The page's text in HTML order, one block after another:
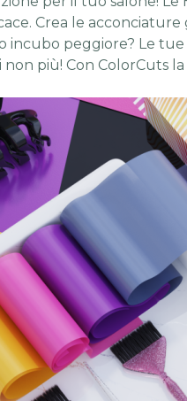
Crea le
incubo peggiore? Le
non più! Con ColorCuts